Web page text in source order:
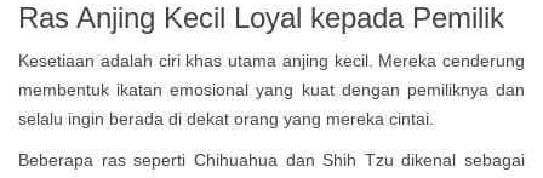
Ras Anjing Kecil Loyal kepada Pemilik
Kesetiaan adalah ciri khas utama anjing kecil. Mereka cenderung
membentuk ikatan emosional yang kuat dengan pemiliknya dan
selalu ingin berada di dekat orang yang mereka cintai.
Beberapa ras seperti Chihuahua dan Shih Tzu dikenal sebagai